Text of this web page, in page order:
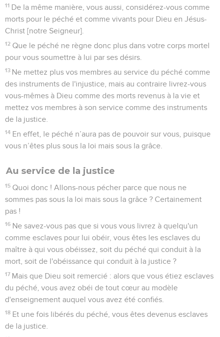
11 De la même manière, vous aussi, considérez-vous comme
morts pour le péché et comme vivants pour Dieu en Jésus-
Christ [notre Seigneur].
12 Que le péché ne règne donc plus dans votre corps mortel
pour vous soumettre à lui par ses désirs.
13 Ne mettez plus vos membres au service du péché comme
des instruments de l'injustice, mais au contraire livrez-vous
vous-mêmes à Dieu comme des morts revenus à la vie et
mettez vos membres à son service comme des instruments
de la justice.
14 En effet, le péché n’aura pas de pouvoir sur vous, puisque
vous n’êtes plus sous la loi mais sous la grâce.
Au service de la justice
15 Quoi donc ! Allons-nous pécher parce que nous ne
sommes pas sous la loi mais sous la grâce ? Certainement
pas !
16 Ne savez-vous pas que si vous vous livrez à quelqu'un
comme esclaves pour lui obéir, vous êtes les esclaves du
maître à qui vous obéissez, soit du péché qui conduit à la
mort, soit de l'obéissance qui conduit à la justice ?
17 Mais que Dieu soit remercié : alors que vous étiez esclaves
du péché, vous avez obéi de tout cœur au modèle
d'enseignement auquel vous avez été confiés.
18 Et une fois libérés du péché, vous êtes devenus esclaves
de la justice.